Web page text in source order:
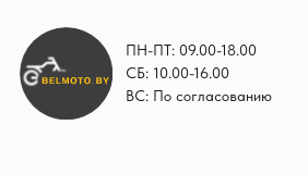
ПН-ПТ: 09.00-18.00
СБ: 10.00-16.00
ВС: По согласованию